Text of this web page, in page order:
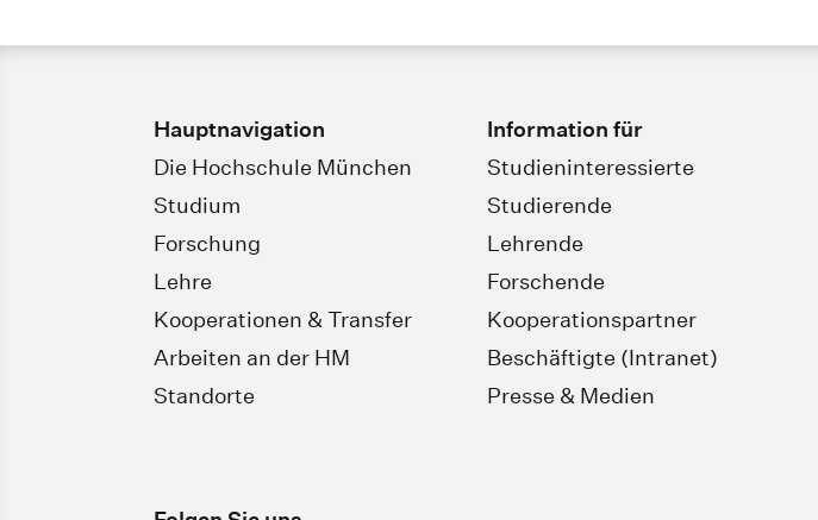
Hauptnavigation
Die Hochschule München
Studium
Forschung
Lehre
Kooperationen & Transfer
Arbeiten an der HM
Standorte
Information für
Studieninteressierte
Studierende
Lehrende
Forschende
Kooperationspartner
Beschäftigte (Intranet)
Presse & Medien